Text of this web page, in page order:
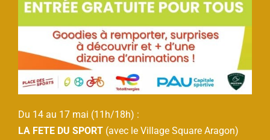
Du 14 au 17 mai (11h/18h) :
LA FETE DU SPORT(avec le Village Square Aragon)